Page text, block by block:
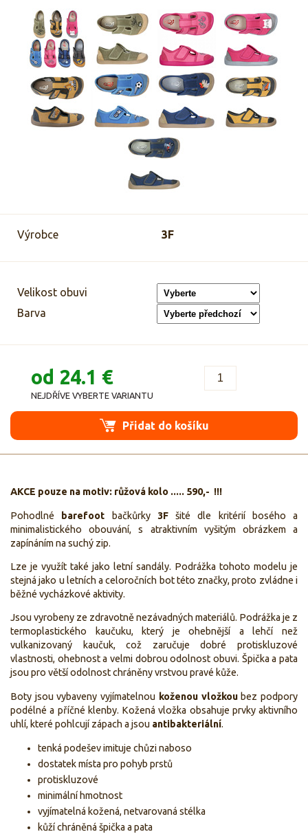
Výrobce 3F
Velikost obuvi
Barva
od 24.1 €
NEJDŘÍVE VYBERTE VARIANTU
Přidat do košíku
AKCE pouze na motiv: růžová kolo ..... 590,- !!!
Pohodlné barefoot bačkůrky 3Fšité dle kritérií
bosého a
minimalistického obouvání, s atraktivním vyšitým obrázkem a
zapínáním na suchý zip.
Lze je využít také jako letní sandály. Podrážka tohoto modelu je
stejná jako u letních a celoročních bot této značky, proto zvládne i
běžné vycházkové aktivity.
Jsou vyrobeny ze zdravotně nezávadných materiálů. Podrážka je z
termoplastického kaučuku, který je ohebnější a lehčí než
vulkanizovaný kaučuk, což zaručuje dobré protiskluzové
vlastnosti, ohebnost a velmi dobrou odolnost obuvi. Špička a pata
jsou pro větší odolnost chráněny vrstvou pravé kůže.
Boty jsou vybaveny vyjímatelnou koženou vložkoubez podpory
podélné a příčné klenby. Kožená vložka obsahuje prvky aktivního
uhlí, které pohlcují zápach a jsou antibakteriální.
tenká podešev imituje chůzi naboso
dostatek místa pro pohyb prstů
protiskluzové
minimální hmotnost
vyjímatelná kožená, netvarovaná stélka
kůží chráněná špička a pata